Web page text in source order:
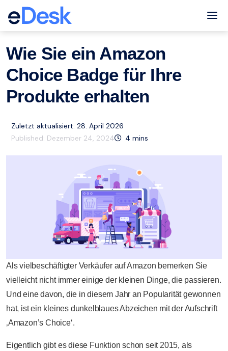
eCommerce Support Central
Wie Sie ein Amazon
Choice Badge für Ihre
Produkte erhalten
Zuletzt aktualisiert: 28. April 2026
Published: Dezember 24, 2024 4 mins
Als vielbeschäftigter Verkäufer auf Amazon bemerken Sie
vielleicht nicht immer einige der kleinen Dinge, die passieren.
Und eine davon, die in diesem Jahr an Popularität gewonnen
hat, ist ein kleines dunkelblaues Abzeichen mit der Aufschrift
‚Amazon’s Choice‘.
Eigentlich gibt es diese Funktion schon seit 2015, als